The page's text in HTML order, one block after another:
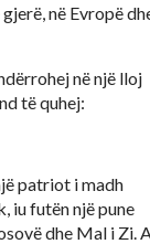
në Evropë
në një lloj
të quhej:
patriot i madh
iu futën një pune
dhe Mal i Zi.